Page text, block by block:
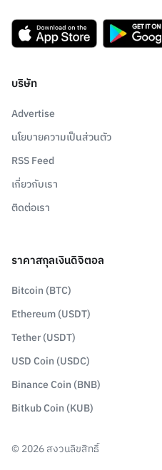
บริษัท
Advertise
นโยบายความเป็นส่วนตัว
RSS Feed
เกี่ยวกับเรา
ติดต่อเรา
ราคาสกุลเงินดิจิตอล
Bitcoin (BTC)
Ethereum (USDT)
Tether (USDT)
USD Coin (USDC)
Binance Coin (BNB)
Bitkub Coin (KUB)
© 2026สงวนลิขสิทธิ์